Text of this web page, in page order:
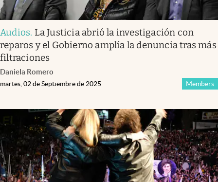
Audios. La Justicia abrió la investigación con
reparos y el Gobierno amplía la denuncia tras más
filtraciones
Daniela Romero
Members
martes, 02 de Septiembre de 2025